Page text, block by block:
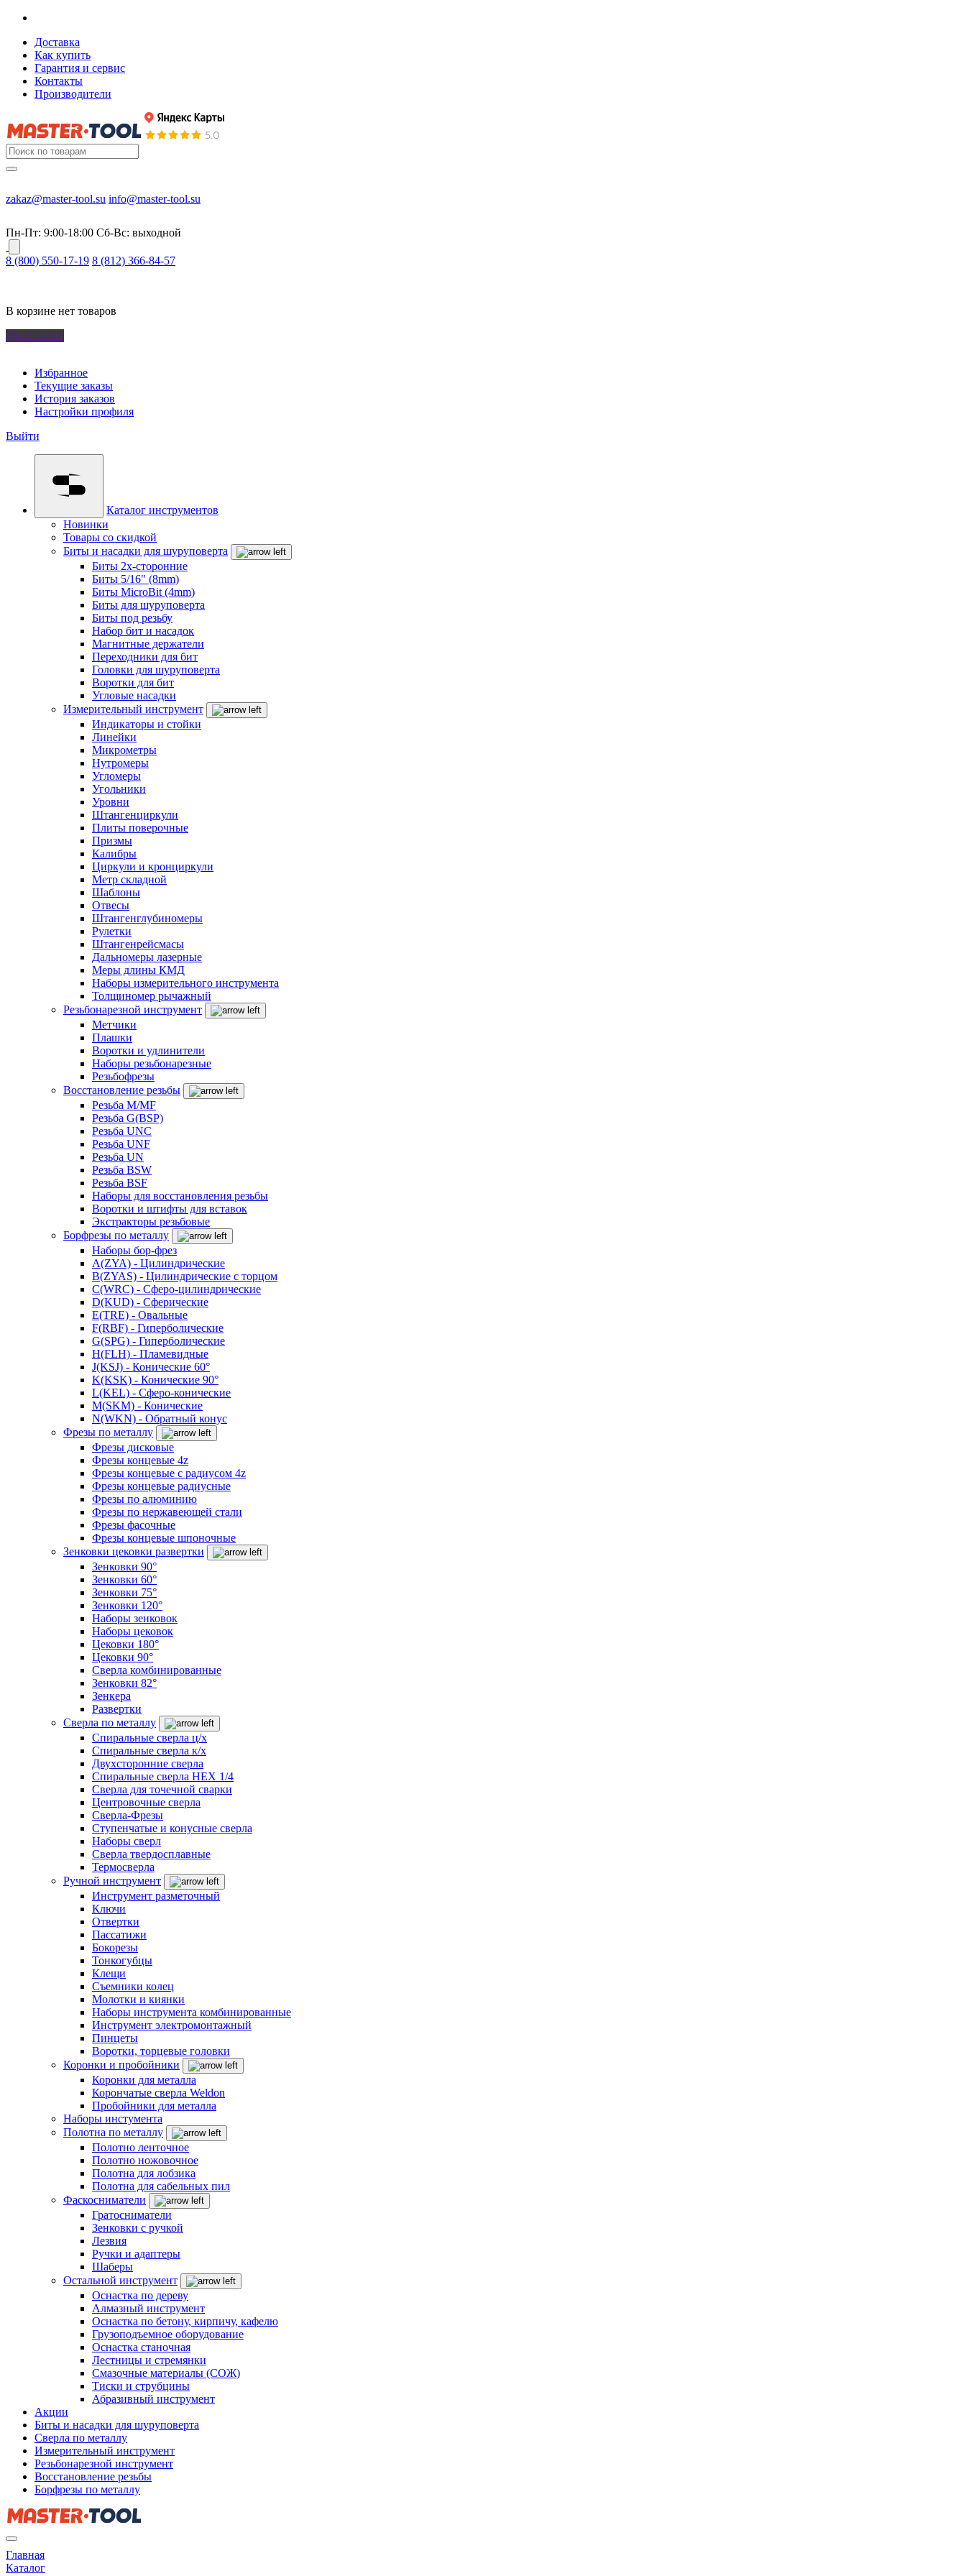
Доставка
Как купить
Гарантия и сервис
Контакты
Производители
zakaz@master-tool.su info@master-tool.su
Пн-Пт: 9:00-18:00 Cб-Вс: выходной
8 (800) 550-17-19 8 (812) 366-84-57
В корзине нет товаров
Удалить все
Избранное
Текущие заказы
История заказов
Настройки профиля
Выйти
Каталог инструментов
Новинки
Товары со скидкой
Биты и насадки для шуруповерта
Биты 2х-сторонние
Биты 5/16" (8mm)
Биты MicroBit (4mm)
Биты для шуруповерта
Биты под резьбу
Набор бит и насадок
Магнитные держатели
Переходники для бит
Головки для шуруповерта
Воротки для бит
Угловые насадки
Измерительный инструмент
Индикаторы и стойки
Линейки
Микрометры
Нутромеры
Угломеры
Угольники
Уровни
Штангенциркули
Плиты поверочные
Призмы
Калибры
Циркули и кронциркули
Метр складной
Шаблоны
Отвесы
Штангенглубиномеры
Рулетки
Штангенрейсмасы
Дальномеры лазерные
Меры длины КМД
Наборы измерительного инструмента
Толщиномер рычажный
Резьбонарезной инструмент
Метчики
Плашки
Воротки и удлинители
Наборы резьбонарезные
Резьбофрезы
Восстановление резьбы
Резьба M/MF
Резьба G(BSP)
Резьба UNC
Резьба UNF
Резьба UN
Резьба BSW
Резьба BSF
Наборы для восстановления резьбы
Воротки и штифты для вставок
Экстракторы резьбовые
Борфрезы по металлу
Наборы бор-фрез
A(ZYA) - Цилиндрические
B(ZYAS) - Цилиндрические с торцом
C(WRC) - Сферо-цилиндрические
D(KUD) - Сферические
E(TRE) - Овальные
F(RBF) - Гиперболические
G(SPG) - Гиперболические
H(FLH) - Пламевидные
J(KSJ) - Конические 60°
K(KSK) - Конические 90°
L(KEL) - Сферо-конические
M(SKM) - Конические
N(WKN) - Обратный конус
Фрезы по металлу
Фрезы дисковые
Фрезы концевые 4z
Фрезы концевые с радиусом 4z
Фрезы концевые радиусные
Фрезы по алюминию
Фрезы по нержавеющей стали
Фрезы фасочные
Фрезы концевые шпоночные
Зенковки цековки развертки
Зенковки 90°
Зенковки 60°
Зенковки 75°
Зенковки 120°
Наборы зенковок
Наборы цековок
Цековки 180°
Цековки 90°
Сверла комбинированные
Зенковки 82°
Зенкера
Развертки
Сверла по металлу
Спиральные сверла ц/х
Спиральные сверла к/х
Двухсторонние сверла
Спиральные сверла HEX 1/4
Сверла для точечной сварки
Центровочные сверла
Сверла-Фрезы
Ступенчатые и конусные сверла
Наборы сверл
Сверла твердосплавные
Термосверла
Ручной инструмент
Инструмент разметочный
Ключи
Отвертки
Пассатижи
Бокорезы
Тонкогубцы
Клещи
Съемники колец
Молотки и киянки
Наборы инструмента комбинированные
Инструмент электромонтажный
Пинцеты
Воротки, торцевые головки
Коронки и пробойники
Коронки для металла
Корончатые сверла Weldon
Пробойники для металла
Наборы инстумента
Полотна по металлу
Полотно ленточное
Полотно ножовочное
Полотна для лобзика
Полотна для сабельных пил
Фаскосниматели
Гратосниматели
Зенковки с ручкой
Лезвия
Ручки и адаптеры
Шаберы
Остальной инструмент
Оснастка по дереву
Алмазный инструмент
Оснастка по бетону, кирпичу, кафелю
Грузоподъемное оборудование
Оснастка станочная
Лестницы и стремянки
Смазочные материалы (СОЖ)
Тиски и струбцины
Абразивный инструмент
Акции
Биты и насадки для шуруповерта
Сверла по металлу
Измерительный инструмент
Резьбонарезной инструмент
Восстановление резьбы
Борфрезы по металлу
Главная
Каталог